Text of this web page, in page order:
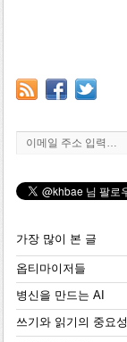
이메일 주소 입력…
가장 많이 본 글
옵티마이저들
병신을 만드는 AI
쓰기와 읽기의 중요성